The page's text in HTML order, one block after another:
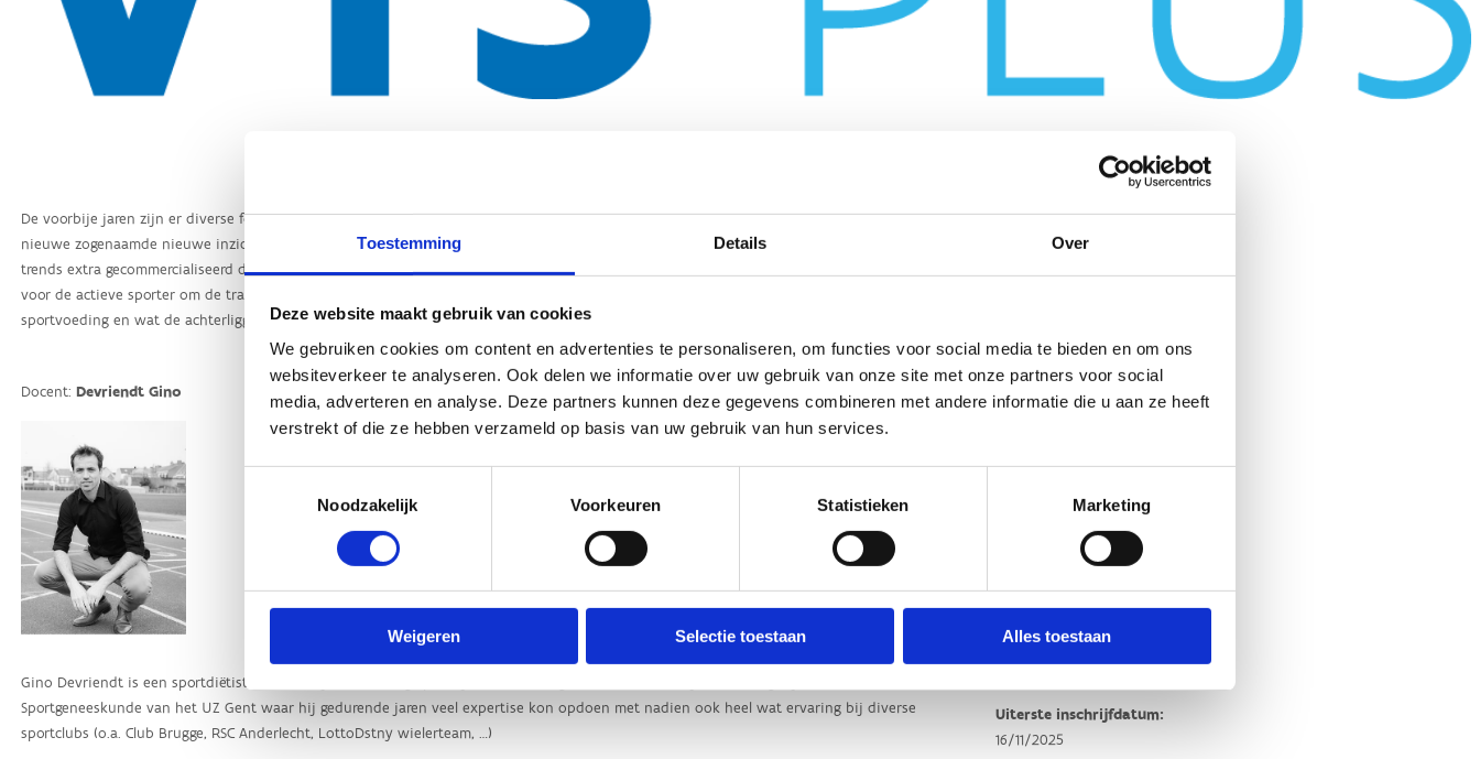
Toestemming Details Over
Deze website maakt gebruik van cookies
We gebruiken cookies om content en advertenties te personaliseren, om functies voor social media te bieden en om ons
websiteverkeer te analyseren. Ook delen we informatie over uw gebruik van onze site met onze partners voor social
media, adverteren en analyse. Deze partners kunnen deze gegevens combineren met andere informatie die u aan ze heeft
verstrekt of die ze hebben verzameld op basis van uw gebruik van hun services.
Noodzakelijk
Voorkeuren Statistieken Marketing
Weigeren Selectie toestaan Alles toestaan